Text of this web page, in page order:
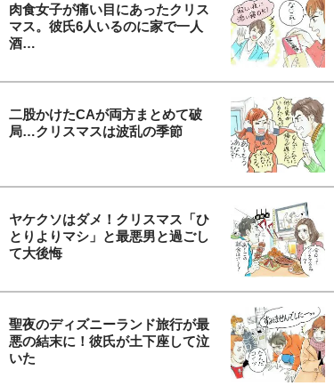
肉食女子が痛い目にあったクリス
マス。彼氏6人いるのに家で一人
酒…
二股かけたCAが両方まとめて破
局…クリスマスは波乱の季節
ヤケクソはダメ！クリスマス「ひ
とりよりマシ」と最悪男と過ごし
て大後悔
聖夜のディズニーランド旅行が最
悪の結末に！彼氏が土下座して泣
いた